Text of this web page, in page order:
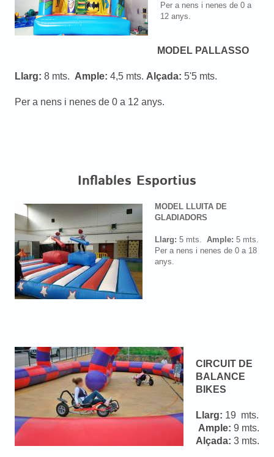
Per a nens i nenes de 0 a
12 anys.
MODEL PALLASSO
Llarg: 8 mts. Ample: 4,5 mts. Alçada: 5'5 mts.
Per a nens i nenes de 0 a 12 anys.
Inflables Esportius
MODEL LLUITA DE
GLADIADORS
Llarg: 5 mts. Ample: 5 mts.
Per a nens i nenes de 0 a 18
anys.
CIRCUIT DE
BALANCE
BIKES
Llarg: 19 mts.
Ample: 9 mts.
Alçada: 3 mts.